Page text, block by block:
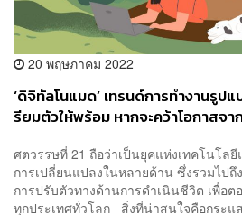
20 พฤษภาคม 2022
‘ดิจิทัลโนแมด’ เทรนด์การทำงานรูป
รียมตัวให้พร้อม หากจะคว้าโอกาสจา
ศตวรรษที่ 21 ถือว่าเป็นยุคแห่งเทคโนโล
การเปลี่ยนแปลงในหลายด้าน ซึ่งรวมไปถึ
การปรับตัวทางด้านการดำเนินชีวิต เพื่อ
ทุกประเทศทั่วโลก สิ่งที่น่าสนใจคือกระแ